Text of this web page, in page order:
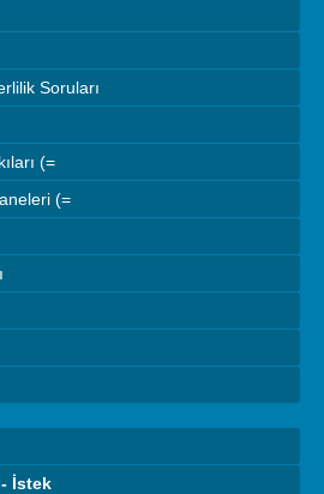
Soruları
(=
(=
İstek